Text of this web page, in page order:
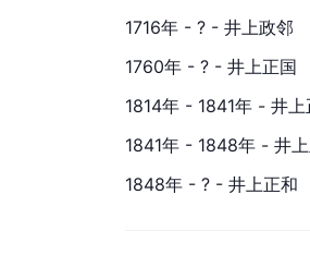
1716年 - ? - 井上政邻
1760年 - ? - 井上正国
1814年 - 1841年 - 井上
1841年 - 1848年 - 井
1848年 - ? - 井上正和